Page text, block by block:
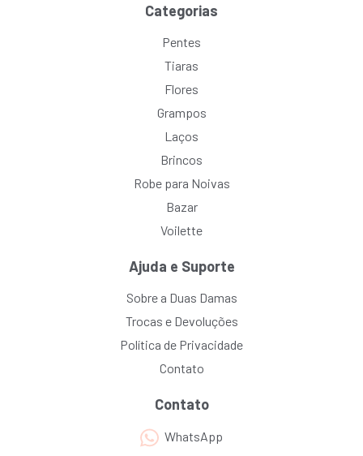
Categorias
Pentes
Tiaras
Flores
Grampos
Laços
Brincos
Robe para Noivas
Bazar
Voilette
Ajuda e Suporte
Sobre a Duas Damas
Trocas e Devoluções
Política de Privacidade
Contato
Contato
WhatsApp